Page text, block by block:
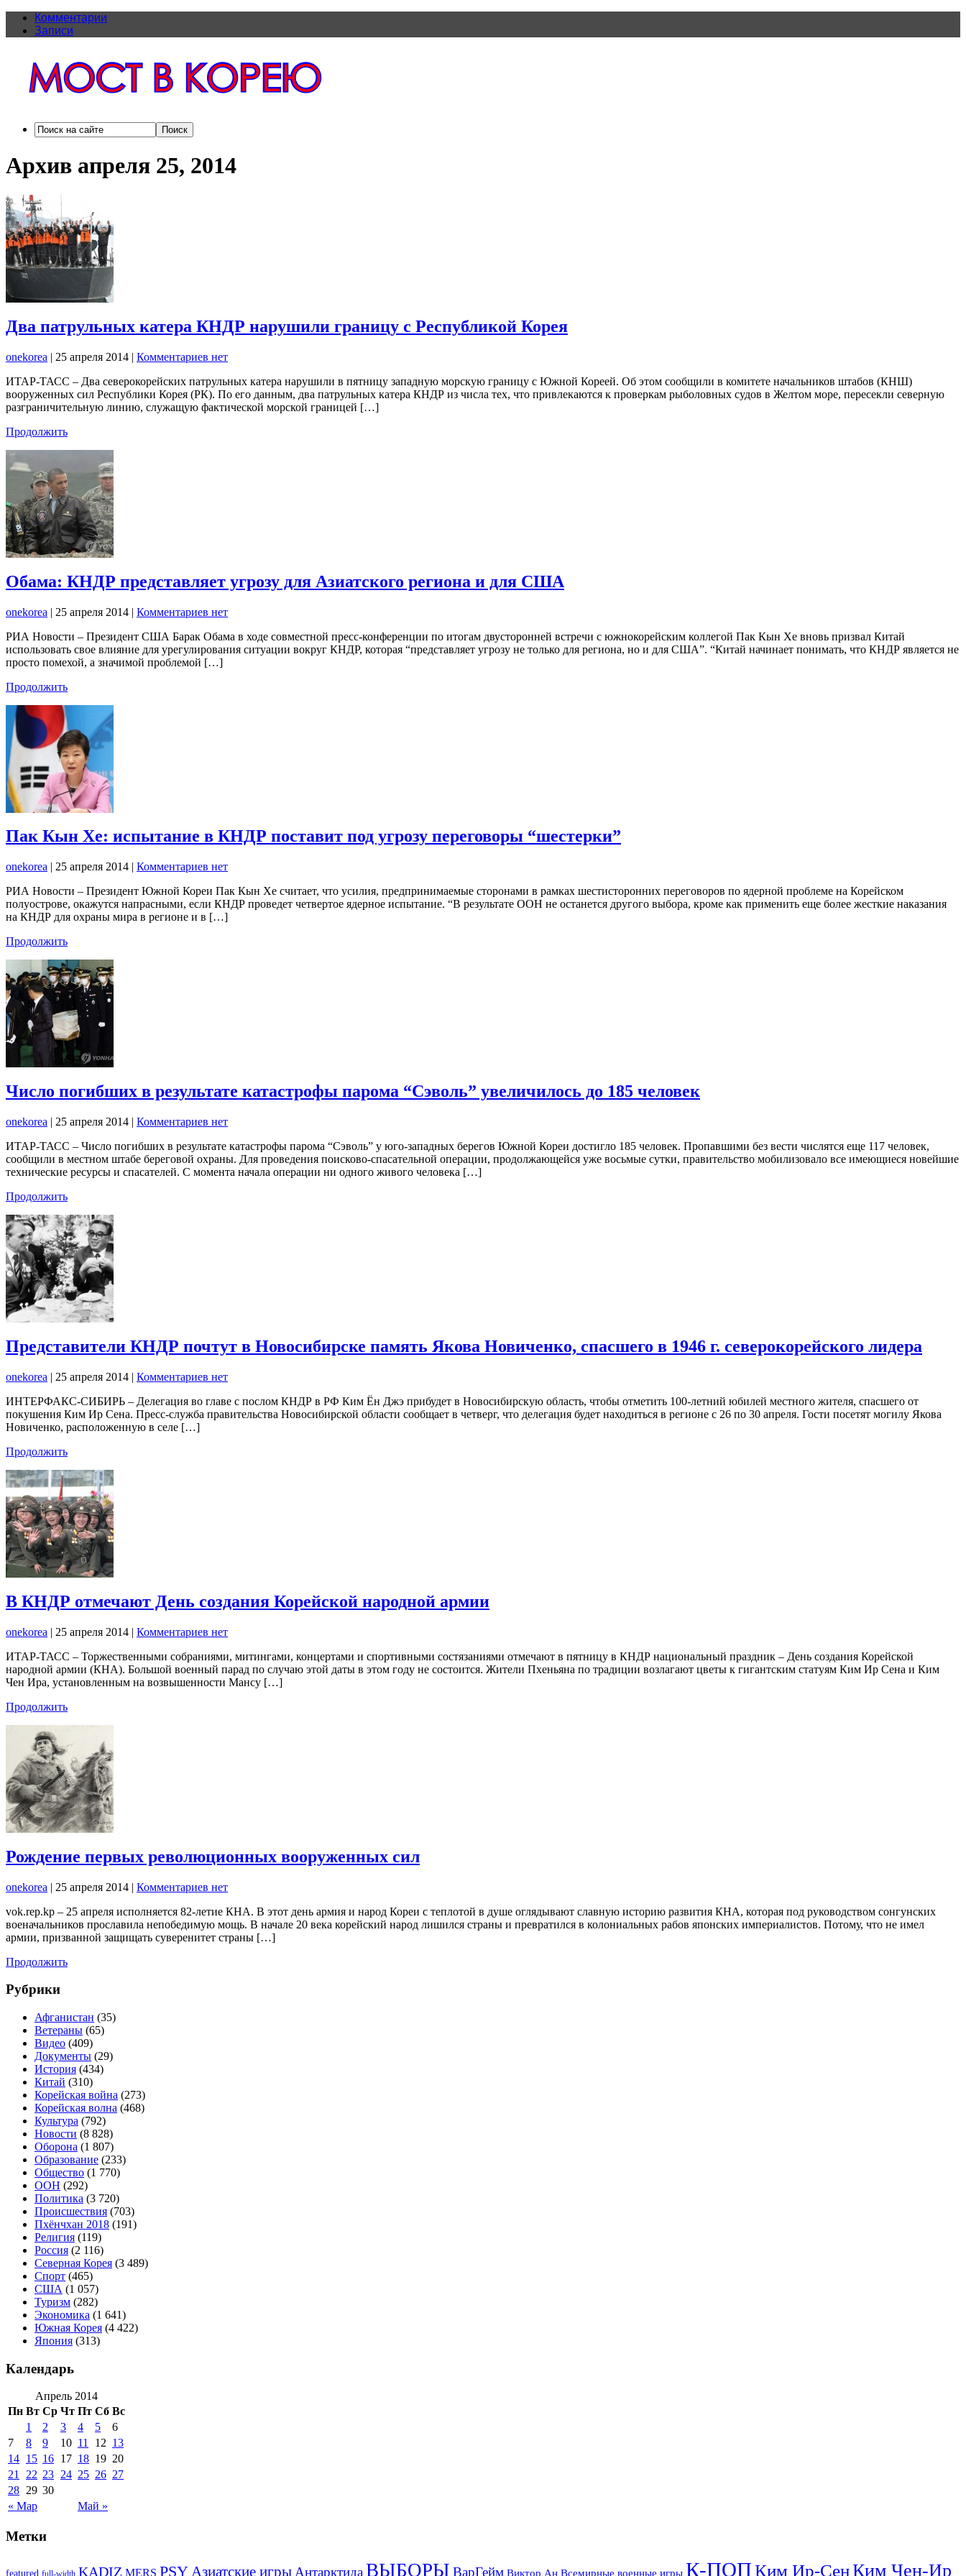
Комментарии
Записи
Архив апреля 25, 2014
Два патрульных катера КНДР нарушили границу с Республикой Корея
onekorea | 25 апреля 2014 | Комментариев нет
ИТАР-ТАСС – Два северокорейских патрульных катера нарушили в пятницу западную морскую границу с Южной Кореей. Об этом сообщили в комитете начальников штабов (КНШ)
вооруженных сил Республики Корея (РК). По его данным, два патрульных катера КНДР из числа тех, что привлекаются к проверкам рыболовных судов в Желтом море, пересекли северную
разграничительную линию, служащую фактической морской границей […]
Продолжить
Обама: КНДР представляет угрозу для Азиатского региона и для США
onekorea | 25 апреля 2014 | Комментариев нет
РИА Новости – Президент США Барак Обама в ходе совместной пресс-конференции по итогам двусторонней встречи с южнокорейским коллегой Пак Кын Хе вновь призвал Китай
использовать свое влияние для урегулирования ситуации вокруг КНДР, которая “представляет угрозу не только для региона, но и для США”. “Китай начинает понимать, что КНДР является не
просто помехой, а значимой проблемой […]
Продолжить
Пак Кын Хе: испытание в КНДР поставит под угрозу переговоры “шестерки”
onekorea | 25 апреля 2014 | Комментариев нет
РИА Новости – Президент Южной Кореи Пак Кын Хе считает, что усилия, предпринимаемые сторонами в рамках шестисторонних переговоров по ядерной проблеме на Корейском
полуострове, окажутся напрасными, если КНДР проведет четвертое ядерное испытание. “В результате ООН не останется другого выбора, кроме как применить еще более жесткие наказания
на КНДР для охраны мира в регионе и в […]
Продолжить
Число погибших в результате катастрофы парома “Сэволь” увеличилось до 185 человек
onekorea | 25 апреля 2014 | Комментариев нет
ИТАР-ТАСС – Число погибших в результате катастрофы парома “Сэволь” у юго-западных берегов Южной Кореи достигло 185 человек. Пропавшими без вести числятся еще 117 человек,
сообщили в местном штабе береговой охраны. Для проведения поисково-спасательной операции, продолжающейся уже восьмые сутки, правительство мобилизовало все имеющиеся новейшие
технические ресурсы и спасателей. С момента начала операции ни одного живого человека […]
Продолжить
Представители КНДР почтут в Новосибирске память Якова Новиченко, спасшего в 1946 г. северокорейского лидера
onekorea | 25 апреля 2014 | Комментариев нет
ИНТЕРФАКС-СИБИРЬ – Делегация во главе с послом КНДР в РФ Ким Ён Джэ прибудет в Новосибирскую область, чтобы отметить 100-летний юбилей местного жителя, спасшего от
покушения Ким Ир Сена. Пресс-служба правительства Новосибирской области сообщает в четверг, что делегация будет находиться в регионе с 26 по 30 апреля. Гости посетят могилу Якова
Новиченко, расположенную в селе […]
Продолжить
В КНДР отмечают День создания Корейской народной армии
onekorea | 25 апреля 2014 | Комментариев нет
ИТАР-ТАСС – Торжественными собраниями, митингами, концертами и спортивными состязаниями отмечают в пятницу в КНДР национальный праздник – День создания Корейской
народной армии (КНА). Большой военный парад по случаю этой даты в этом году не состоится. Жители Пхеньяна по традиции возлагают цветы к гигантским статуям Ким Ир Сена и Ким
Чен Ира, установленным на возвышенности Мансу […]
Продолжить
Рождение первых революционных вооруженных сил
onekorea | 25 апреля 2014 | Комментариев нет
vok.rep.kp – 25 апреля исполняется 82-летие КНА. В этот день армия и народ Кореи с теплотой в душе оглядывают славную историю развития КНА, которая под руководством сонгунских
военачальников прославила непобедимую мощь. В начале 20 века корейский народ лишился страны и превратился в колониальных рабов японских империалистов. Потому, что не имел
армии, призванной защищать суверенитет страны […]
Продолжить
Рубрики
Афганистан (35)
Ветераны (65)
Видео (409)
Документы (29)
История (434)
Китай (310)
Корейская война (273)
Корейская волна (468)
Культура (792)
Новости (8 828)
Оборона (1 807)
Образование (233)
Общество (1 770)
ООН (292)
Политика (3 720)
Происшествия (703)
Пхёнчхан 2018 (191)
Религия (119)
Россия (2 116)
Северная Корея (3 489)
Спорт (465)
США (1 057)
Туризм (282)
Экономика (1 641)
Южная Корея (4 422)
Япония (313)
Календарь
Апрель 2014
Пн Вт Ср Чт Пт Сб Вс
« Мар Май »
1 2 3 4 5
6
7
8 9 10 11 12 13
14 15 16 17 18 19 20
21 22 23 24 25 26 27
28 29 30
Метки
featured full-width KADIZ MERS PSY Азиатские игры АнтарктидаВЫБОРЫ ВарГейм Виктор Ан Всемирные военные игры К-ПОПКим Ир-СенКим Чен-Ир